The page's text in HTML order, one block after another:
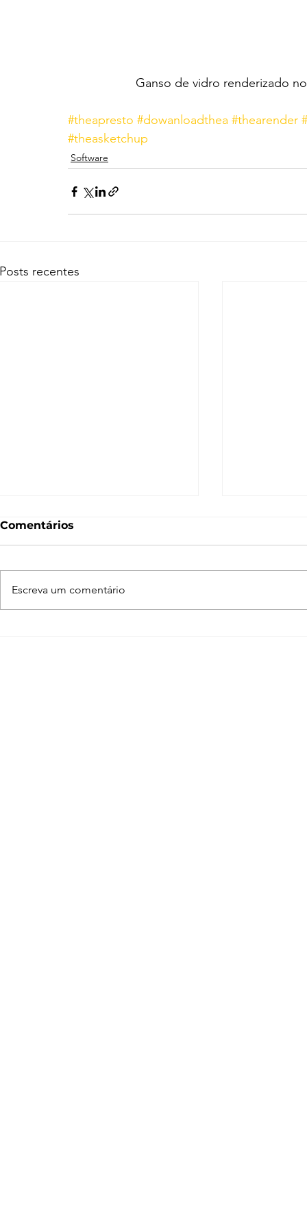
Ganso de vidro renderizado
#theapresto #dowanloadthea #thearender
#theasketchup
Software
Posts recentes
Comentários
Escreva um comentário